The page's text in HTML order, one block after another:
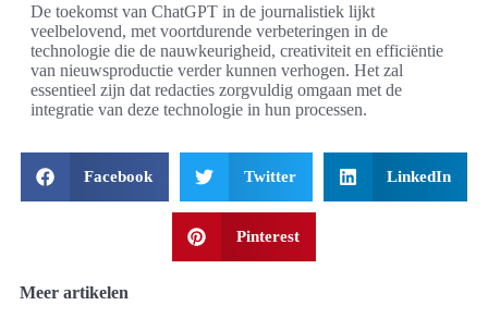
De toekomst van ChatGPT in de journalistiek lijkt
veelbelovend, met voortdurende verbeteringen in de
technologie die de nauwkeurigheid, creativiteit en efficiëntie
van nieuwsproductie verder kunnen verhogen. Het zal
essentieel zijn dat redacties zorgvuldig omgaan met de
integratie van deze technologie in hun processen.
Facebook Twitter LinkedIn
Pinterest
Meer artikelen